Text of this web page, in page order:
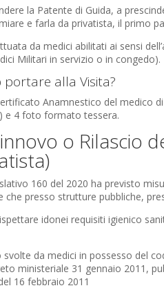
la Patente di Guida, a
e farla da privatista, il primo
da medici abilitati ai sensi
Militari in servizio o in congedo).
portare alla Visita?
Anamnestico del medico
e 4 foto formato tessera.
o Rilascio
160 del 2020 ha previsto
che presso strutture pubbliche,
idonei requisiti igienico
svolte da medici in possesso del
ministeriale 31 gennaio 2011,
16 febbraio 2011